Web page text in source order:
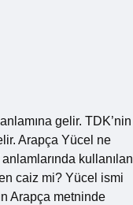
gelir. TDK’nin
Arapça Yücel ne
kullanılan
caiz mi? Yücel ismi
Arapça metninde